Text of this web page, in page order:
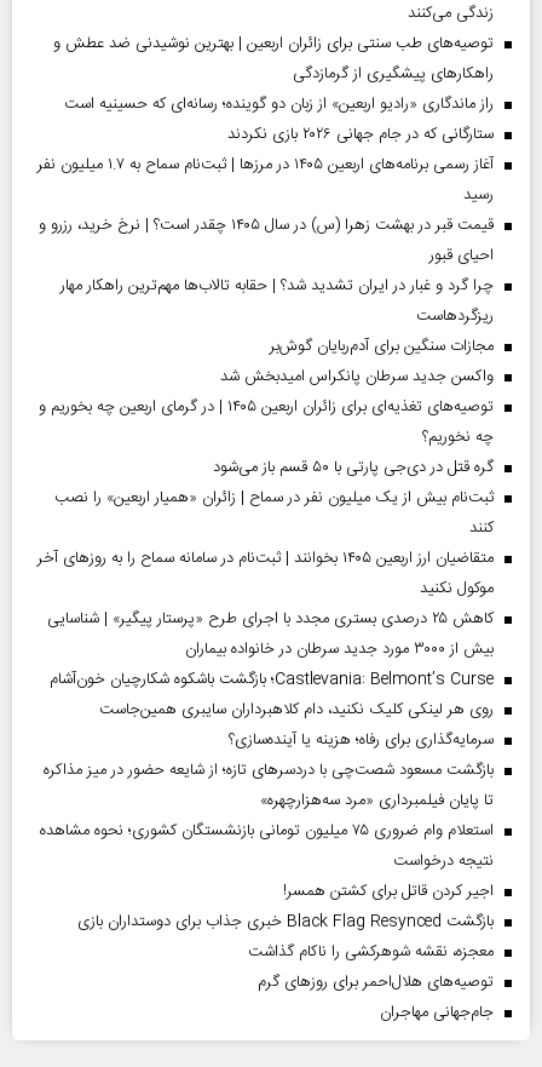
زندگی می‌کنند
توصیه‌های طب سنتی برای زائران اربعین | بهترین نوشیدنی ضد عطش و
راهکارهای پیشگیری از گرمازدگی
راز ماندگاری «رادیو اربعین» از زبان دو گوینده؛ رسانه‌ای که حسینیه است
ستارگانی که در جام جهانی ۲۰۲۶ بازی نکردند
آغاز رسمی برنامه‌های اربعین ۱۴۰۵ در مرز‌ها | ثبت‌نام سماح به ۱.۷ میلیون نفر
رسید
قیمت قبر در بهشت زهرا (س) در سال ۱۴۰۵ چقدر است؟ | نرخ خرید، رزرو و
احیای قبور
چرا گرد و غبار در ایران تشدید شد؟ | حقابه تالاب‌ها مهم‌ترین راهکار مهار
ریزگردهاست
مجازات سنگین برای آدم‌ربایان گوش‌بر
واکسن جدید سرطان پانکراس امیدبخش شد
توصیه‌های تغذیه‌ای برای زائران اربعین ۱۴۰۵ | در گرمای اربعین چه بخوریم و
چه نخوریم؟
گره قتل در دی‌جی پارتی با ۵۰ قسم باز می‌شود
ثبت‌نام بیش از یک میلیون نفر در سماح | زائران «همیار اربعین» را نصب
کنند
متقاضیان ارز اربعین ۱۴۰۵ بخوانند | ثبت‌نام در سامانه سماح را به روز‌های آخر
موکول نکنید
کاهش ۲۵ درصدی بستری مجدد با اجرای طرح «پرستار پیگیر» | شناسایی
بیش از ۳۰۰۰ مورد جدید سرطان در خانواده بیماران
Castlevania: Belmont’s Curse؛ بازگشت باشکوه شکارچیان خون‌آشام
روی هر لینکی کلیک نکنید، دام کلاهبرداران سایبری همین‌جاست
سرمایه‌گذاری برای رفاه؛ هزینه یا آینده‌سازی؟
بازگشت مسعود شصت‌چی با دردسر‌های تازه؛ از شایعه حضور در میز مذاکره
تا پایان فیلمبرداری «مرد سه‌هزارچهره»
استعلام وام ضروری ۷۵ میلیون تومانی بازنشستگان کشوری؛ نحوه مشاهده
نتیجه درخواست
اجیر کردن قاتل برای کشتن همسر!
بازگشت Black Flag Resynced خبری جذاب برای دوستداران بازی
معجزه، نقشه شوهرکشی را ناکام گذاشت
توصیه‌های هلال‌احمر برای روز‌های گرم
جام‌جهانی مهاجران